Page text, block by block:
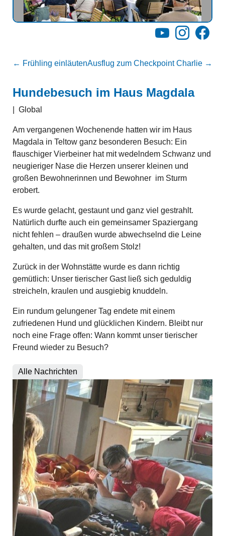
YouTubeInstagram
← Frühling einläutenAusflug zum Checkpoint Charlie →
Hundebesuch im Haus Magdala
Global
Am vergangenen Wochenende hatten wir im Haus
Magdala in Teltow ganz besonderen Besuch: Ein
flauschiger Vierbeiner hat mit wedelndem Schwanz und
neugieriger Nase die Herzen unserer kleinen und
großen Bewohnerinnen und Bewohner im Sturm
erobert.
Es wurde gelacht, gestaunt und ganz viel gestrahlt.
Natürlich durfte auch ein gemeinsamer Spaziergang
nicht fehlen – draußen wurde abwechselnd die Leine
gehalten, und das mit großem Stolz!
Zurück in der Wohnstätte wurde es dann richtig
gemütlich: Unser tierischer Gast ließ sich geduldig
streicheln, kraulen und ausgiebig knuddeln.
Ein rundum gelungener Tag endete mit einem
zufriedenen Hund und glücklichen Kindern. Bleibt nur
noch eine Frage offen: Wann kommt unser tierischer
Freund wieder zu Besuch?
Alle Nachrichten